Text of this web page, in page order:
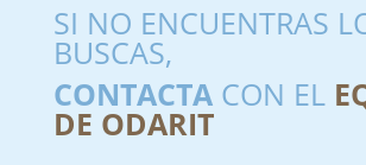
SI NO ENCUENTRAS
BUSCAS,
CONTACTACON EL
DE ODARIT